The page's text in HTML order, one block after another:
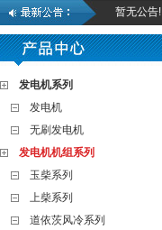
暂无公告!
发电机系列
发电机
无刷发电机
发电机机组系列
玉柴系列
上柴系列
道依茨风冷系列